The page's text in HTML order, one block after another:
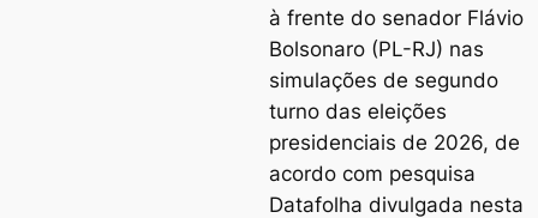
à frente do senador Flávio
Bolsonaro (PL-RJ) nas
simulações de segundo
turno das eleições
presidenciais de 2026, de
acordo com pesquisa
Datafolha divulgada nesta